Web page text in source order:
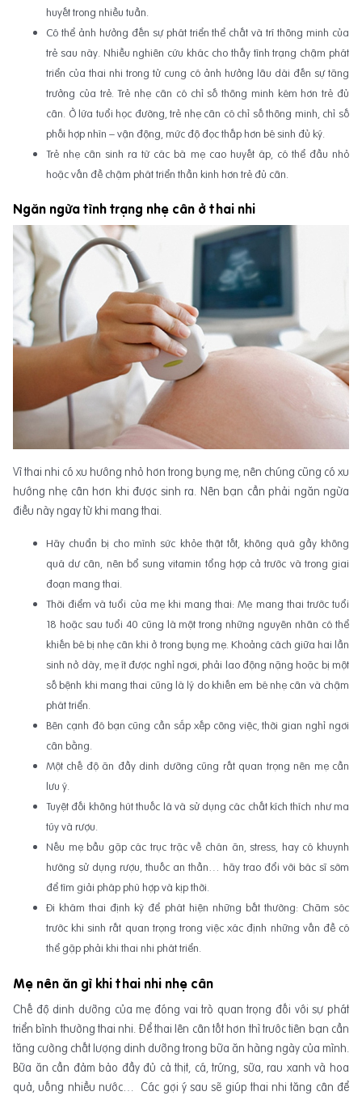
huyết trong nhiều tuần.
Có thể ảnh hưởng đến sự phát triển thể chất và trí thông minh của
trẻ sau này. Nhiều nghiên cứu khác cho thấy tình trạng chậm phát
triển của thai nhi trong tử cung có ảnh hưởng lâu dài đến sự tăng
trưởng của trẻ. Trẻ nhẹ cân có chỉ số thông minh kém hơn trẻ đủ
cân. Ở lứa tuổi học đường, trẻ nhẹ cân có chỉ số thông minh, chỉ số
phối hợp nhìn – vận động, mức độ đọc thấp hơn bé sinh đủ ký.
Trẻ nhẹ cân sinh ra từ các bà mẹ cao huyết áp, có thể đầu nhỏ
hoặc vấn đề chậm phát triển thần kinh hơn trẻ đủ cân.
Ngăn ngừa tình trạng nhẹ cân ở thai nhi
Vì thai nhi có xu hướng nhỏ hơn trong bụng mẹ, nên chúng cũng có xu
hướng nhẹ cân hơn khi được sinh ra. Nên bạn cần phải ngăn ngừa
điều này ngay từ khi mang thai.
Hãy chuẩn bị cho mình sức khỏe thật tốt, không quá gầy không
quá dư cân, nên bổ sung vitamin tổng hợp cả trước và trong giai
đoạn mang thai.
Thời điểm và tuổi của mẹ khi mang thai: Mẹ mang thai trước tuổi
18 hoặc sau tuổi 40 cũng là một trong những nguyên nhân có thể
khiến bé bị nhẹ cân khi ở trong bụng mẹ. Khoảng cách giữa hai lần
sinh nở dày, mẹ ít được nghỉ ngơi, phải lao động nặng hoặc bị một
số bệnh khi mang thai cũng là lý do khiến em bé nhẹ cân và chậm
phát triển.
Bên cạnh đó bạn cũng cần sắp xếp công việc, thời gian nghỉ ngơi
cân bằng.
Một chế độ ăn đầy dinh dưỡng cũng rất quan trọng nên mẹ cần
lưu ý.
Tuyệt đối không hút thuốc lá và sử dụng các chất kích thích như ma
túy và rượu.
Nếu mẹ bầu gặp các trục trặc về chán ăn, stress, hay có khuynh
hướng sử dụng rượu, thuốc an thần… hãy trao đổi với bác sĩ sớm
để tìm giải pháp phù hợp và kịp thời.
Đi khám thai định kỳ để phát hiện những bất thường: Chăm sóc
trước khi sinh rất quan trọng trong việc xác định những vấn đề có
thể gặp phải khi thai nhi phát triển.
Mẹ nên ăn gì khi thai nhi nhẹ cân
Chế độ dinh dưỡng của mẹ đóng vai trò quan trọng đối với sự phát
triển bình thường thai nhi. Để thai lên cân tốt hơn thì trước tiên bạn cần
tăng cường chất lượng dinh dưỡng trong bữa ăn hàng ngày của mình.
Bữa ăn cần đảm bảo đầy đủ cả thịt, cá, trứng, sữa, rau xanh và hoa
quả, uống nhiều nước… Các gợi ý sau sẽ giúp thai nhi tăng cân để